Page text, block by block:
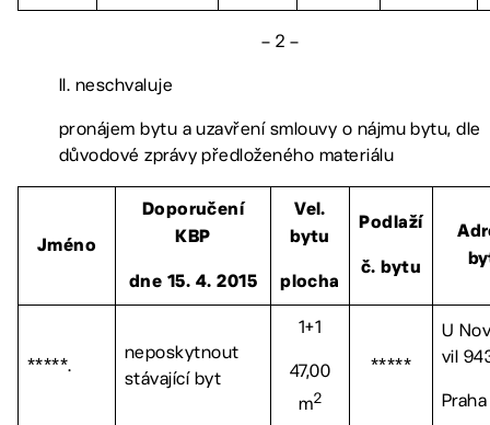
– 2 –
II. neschvaluje
pronájem bytu a uzavření smlouvy o nájmu bytu, dle
důvodové zprávy předloženého materiálu
Jméno
Doporučení
KBP
dne 15. 4. 2015
Vel.
bytu
plocha
Podlaží
č. bytu
*****.
neposkytnout
stávající byt
1+1
47,00
m2
*****
U
vil
Praha